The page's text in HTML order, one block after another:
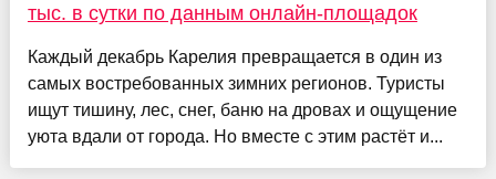
тыс. в сутки по данным онлайн-площадок
Каждый декабрь Карелия превращается в один из
самых востребованных зимних регионов. Туристы
ищут тишину, лес, снег, баню на дровах и ощущение
уюта вдали от города. Но вместе с этим растёт и...